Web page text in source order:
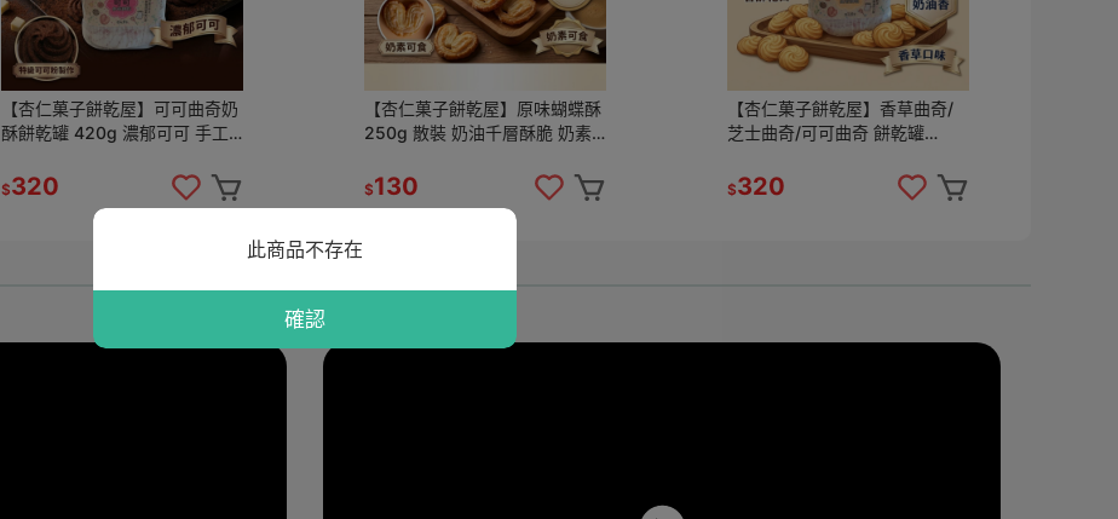
此商品不存在
確認
【杏仁菓子餅乾屋】可可曲奇奶
酥餅乾罐 420g 濃郁可可 手工
$320
【杏仁菓子餅乾屋】原味蝴蝶酥
250g 散裝 奶油千層酥脆 奶素
$130
【杏仁菓子餅乾屋】香草曲奇/
芝士曲奇/可可曲奇 餅乾罐
送禮
$320
杏仁菓子餅乾屋精選影音